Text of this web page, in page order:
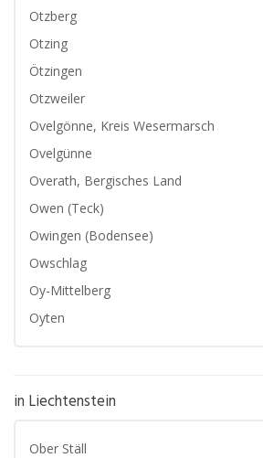
Otzberg
Otzing
Ötzingen
Otzweiler
Ovelgönne, Kreis Wesermarsch
Ovelgünne
Overath, Bergisches Land
Owen (Teck)
Owingen (Bodensee)
Owschlag
Oy-Mittelberg
Oyten
in Liechtenstein
Ober Ställ